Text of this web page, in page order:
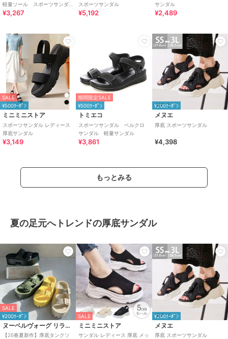
軽量ソール スポーツサンダ
ル★2396
¥3,267
スポーツサンダル
¥5,192
サンダル
¥2,489
SALE
¥500ｸｰﾎﾟﾝ
ミニミニストア
スポーツサンダル レディース
厚底サンダル
¥3,149
期間限定SALE
¥500ｸｰﾎﾟﾝ
トミエコ
スポーツサンダル ベルクロ
サンダル 軽量サンダル
¥3,861
¥200ｸｰﾎﾟﾝ
メヌエ
厚底 スポーツサンダル
¥4,398
もっとみる
夏の足元へトレンドの厚底サンダル
SALE
¥200ｸｰﾎﾟﾝ
ヌーベルヴォーグ リラックス
【26春夏新作】厚底タンクソ
SALE
ミニミニストア
サンダル レディース 厚底 メッ
¥200ｸｰﾎﾟﾝ
メヌエ
厚底 スポーツサンダル